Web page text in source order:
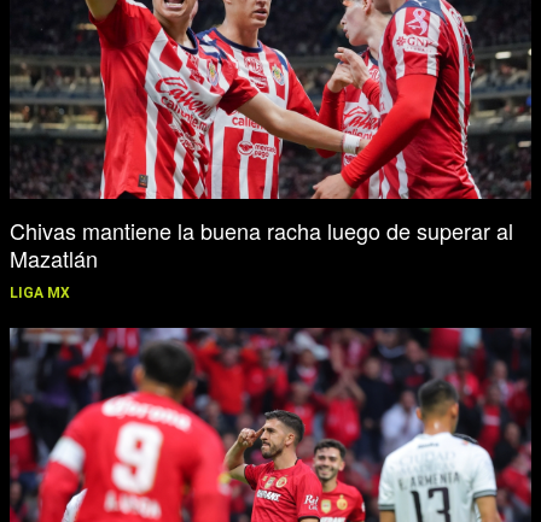
Chivas mantiene la buena racha luego de superar al
Mazatlán
LIGA MX